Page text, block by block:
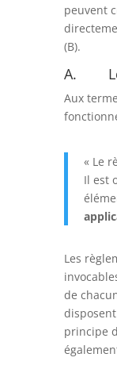
peuvent
(B).
A.
Aux
« Le
Il est
Les
de
principe